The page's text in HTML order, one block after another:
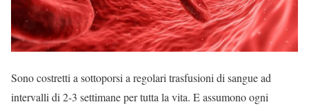
Sono costretti a sottoporsi a regolari trasfusioni di sangue ad
intervalli di 2-3 settimane per tutta la vita. E assumono ogni